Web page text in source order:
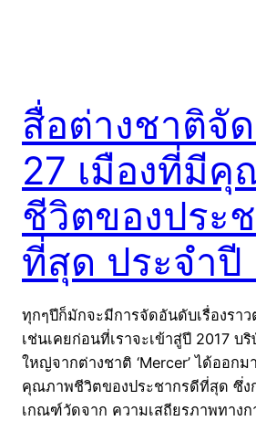
สื่อต่างชาติจั
27 เมืองที่มี
ชีวิตของประ
ที่สุด ประจำปี
ทุกๆปีก็มักจะมีการจัดอันดับเรื่องรา
เช่นเคยก่อนที่เราจะเข้าสู่ปี 2017
ใหญ่จากต่างชาติ ‘Mercer’ ได้ออก
คุณภาพชีวิตของประชากรดีที่สุด ซึ่ง
เกณฑ์วัดจาก ความเสถียรภาพทางก